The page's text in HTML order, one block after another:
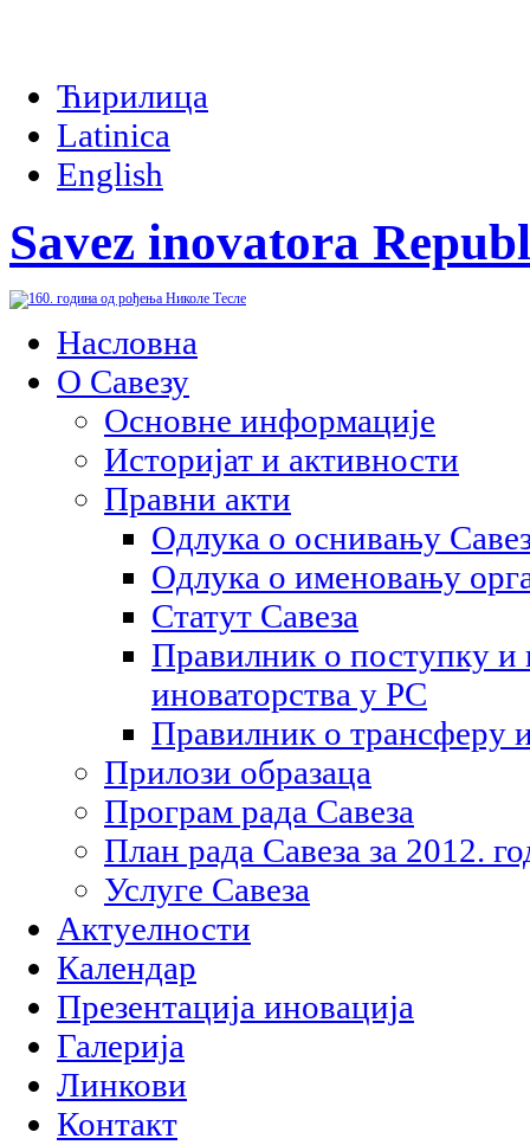
Ћирилица
Latinica
English
Savez inovatora
Насловна
О Савезу
Основне информације
Историјат и активности
Правни акти
Одлука о оснивању
Одлука о именовању
Статут Савеза
Правилник о поступку и
иноваторства у РС
Правилник о трансферу
Прилози образаца
Програм рада Савеза
План рада Савеза за 2012.
Услуге Савеза
Актуелности
Календар
Презентација иновација
Галерија
Линкови
Контакт